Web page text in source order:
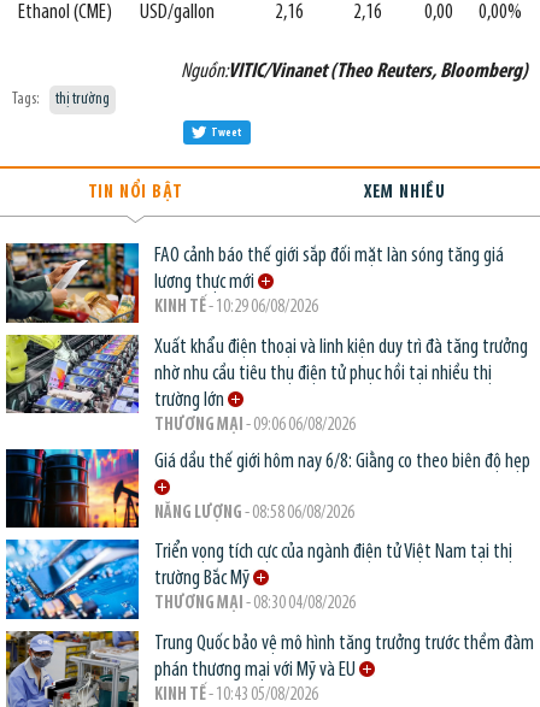
Ethanol (CME) USD/gallon 2,16 2,16 0,00 0,00%
Nguồn:VITIC/Vinanet (Theo Reuters, Bloomberg)
Tags: thị trường
Tweet
TIN NỔI BẬT XEM NHIỀU
FAO cảnh báo thế giới sắp đối mặt làn sóng tăng giá
lương thực mới
KINH TẾ- 10:29 06/08/2026
Xuất khẩu điện thoại và linh kiện duy trì đà tăng trưởng
nhờ nhu cầu tiêu thụ điện tử phục hồi tại nhiều thị
trường lớn
THƯƠNG MẠI - 09:06 06/08/2026
Giá dầu thế giới hôm nay 6/8: Giằng co theo biên độ hẹp
NĂNG LƯỢNG - 08:58 06/08/2026
Triển vọng tích cực của ngành điện tử Việt Nam tại thị
trường Bắc Mỹ
THƯƠNG MẠI - 08:30 04/08/2026
Trung Quốc bảo vệ mô hình tăng trưởng trước thềm đàm
phán thương mại với Mỹ và EU
KINH TẾ- 10:43 05/08/2026